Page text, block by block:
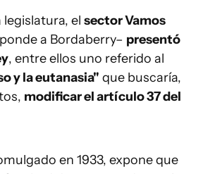
el sector Vamos
a Bordaberry– presentó
, entre ellos uno referido al
y la eutanasia" que buscaría,
modificar el artículo 37 del
en 1933, expone que